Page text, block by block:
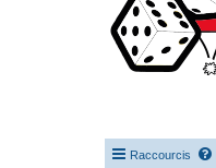
Raccourcis